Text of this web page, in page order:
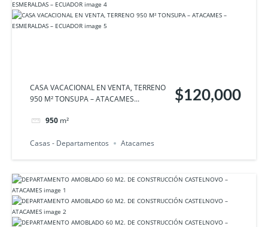
CASA VACACIONAL EN VENTA, TERRENO
950 M² TONSUPA – ATACAMES...
950 m²
$120,000
Casas - Departamentos Atacames